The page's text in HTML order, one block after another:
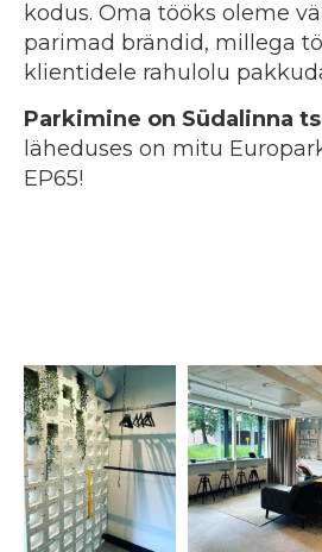
kodus. Oma tööks oleme
parimad brändid, millega
klientidele rahulolu
Parkimine on Südalinna
läheduses on mitu
EP65!